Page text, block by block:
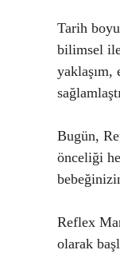
Tarih
bilimsel
yaklaşım,
Bugün,
önceliği
Reflex
olarak